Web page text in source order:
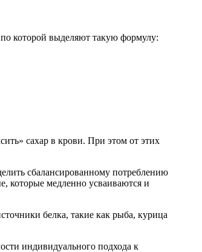
которой выделяют такую формулу:
сахар в крови. При этом от этих
сбалансированному потреблению
которые медленно усваиваются и
белка, такие как рыба, курица
индивидуального подхода к